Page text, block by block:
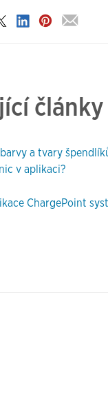
články
a tvary
v aplikaci?
ChargePoint